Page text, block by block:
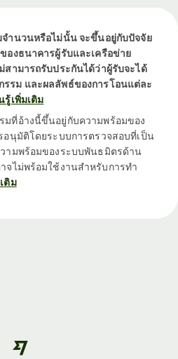
จำนวนหรือไม่นั้น จะขึ้นอยู่กับปัจจัย
องธนาคารผู้รับและเครือข่าย
สามารถรับประกันได้ว่าผู้รับจะได้
รรม และผลลัพธ์ของการโอนแต่ละ
รู้เพิ่มเติม
มที่อ้างนี้ขึ้นอยู่กับความพร้อมของ
อนุมัติโดยระบบการตรวจสอบที่เป็น
ามพร้อมของระบบพันธมิตรด้าน
จไม่พร้อมใช้งานสำหรับการทำ
ติม